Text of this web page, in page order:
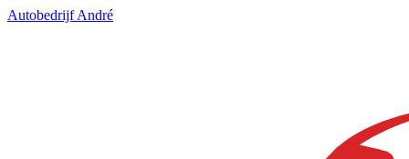
Autobedrijf André